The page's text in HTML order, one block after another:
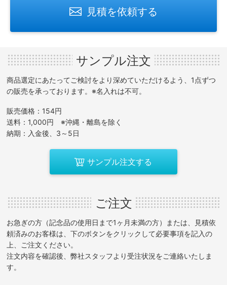
見積を依頼する
サンプル注文
商品選定にあたってご検討をより深めていただけるよう、1点ずつ
の販売を承っております。※名入れは不可。
販売価格：154円
送料：1,000円 ※沖縄・離島を除く
納期：入金後、3～5日
サンプル注文する
ご注文
お急ぎの方（記念品の使用日まで1ヶ月未満の方）または、見積依
頼済みのお客様は、下のボタンをクリックして必要事項を記入の
上、ご注文ください。
注文内容を確認後、弊社スタッフより受注状況をご連絡いたしま
す。